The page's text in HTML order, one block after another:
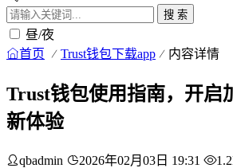
搜 索
昼/夜
首页 Trust钱包下载app 内容详情
Trust钱包使用指南，开启
新体验
qbadmin 2026年02月03日 19:31